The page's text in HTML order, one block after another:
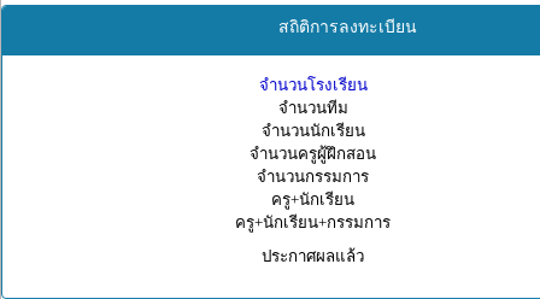
สถิติการลงทะเบียน
จำนวนโรงเรียน
จำนวนทีม
จำนวนนักเรียน
จำนวนครูผู้ฝึกสอน
จำนวนกรรมการ
ครู+นักเรียน
ครู+นักเรียน+กรรมการ
ประกาศผลแล้ว